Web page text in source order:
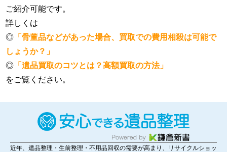
ご紹介可能です。
詳しくは
◎ 「骨董品などがあった場合、買取での費用相殺は可能で
しょうか？」
◎ 「遺品買取のコツとは？高額買取の方法」
をご覧ください。
近年、遺品整理・生前整理・不用品回収の需要が高まり、リサイクルショッ